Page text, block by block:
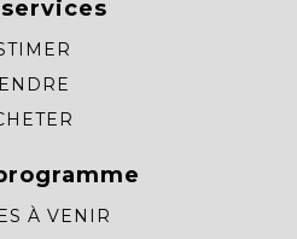
À VENIR